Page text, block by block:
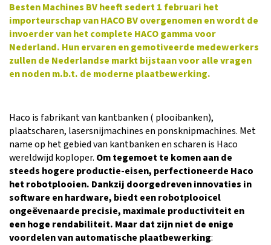
Besten Machines BV heeft sedert 1 februari het
importeurschap van HACO BV overgenomen en wordt de
invoerder van het complete HACO gamma voor
Nederland. Hun ervaren en gemotiveerde medewerkers
zullen de Nederlandse markt bijstaan voor alle vragen
en noden m.b.t. de moderne plaatbewerking.
Haco is fabrikant van kantbanken ( plooibanken),
plaatscharen, lasersnijmachines en ponsknipmachines. Met
name op het gebied van kantbanken en scharen is Haco
wereldwijd koploper. Om tegemoet te komen aan de
steeds hogere productie-eisen, perfectioneerde Haco
het robotplooien. Dankzij doorgedreven innovaties in
software en hardware, biedt een robotplooicel
ongeëvenaarde precisie, maximale productiviteit en
een hoge rendabiliteit. Maar dat zijn niet de enige
voordelen van automatische plaatbewerking: